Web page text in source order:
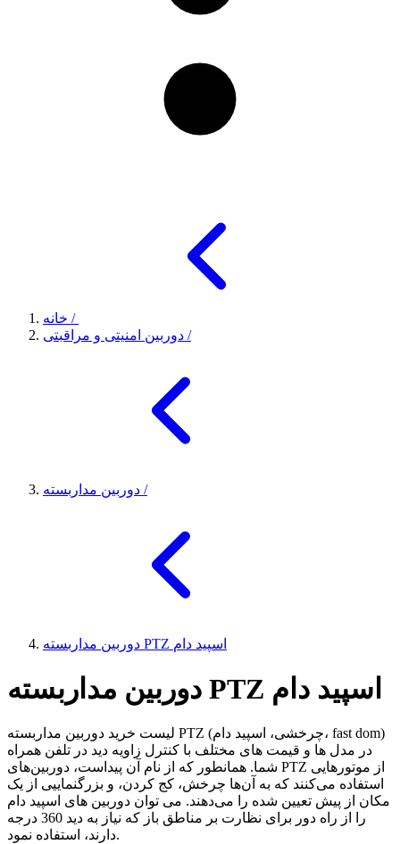
خانه /
دوربین امنیتی و مراقبتی /
دوربین مداربسته /
دوربین مداربسته PTZ اسپید دام
دوربین مداربسته PTZ اسپید دام
لیست خرید دوربین مداربسته PTZ (چرخشی، اسپید دام، fast dom)
در مدل ها و قیمت های مختلف با کنترل زاویه دید در تلفن همراه
شما. همانطور که از نام آن پیداست، دوربین‌های PTZ از موتورهایی
استفاده می‌کنند که به آن‌ها چرخش، کج کردن، و بزرگنماییی از یک
مکان از پیش تعیین شده را می‌دهند. می توان دوربین های اسپید دام
را از راه دور برای نظارت بر مناطق باز که نیاز به دید 360 درجه
دارند، استفاده نمود.